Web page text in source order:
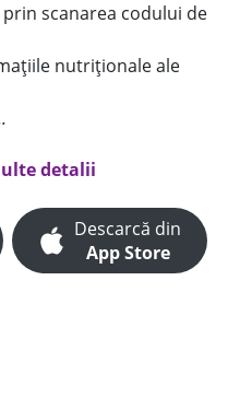
scanarea codului de
nutriționale ale
detalii
Descarcă din
App Store